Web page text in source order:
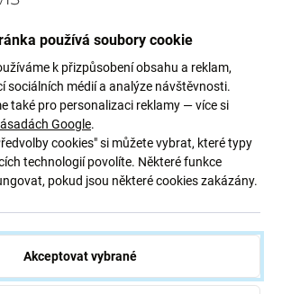
s nabíjecím konektorem
Galaxy A71 A715F
Samsung Galaxy A71 A715F
je tosoučást, kterou potřebujete
, aby
fungovalo.
- Náhradní díl prodávaný jako
podle stejných norem, specifikací
Toto je kopie originálu a
používá soubory cookie
k přizpůsobení obsahu a reklam,
sociálních médií a analýze návštěvnosti.
také pro personalizaci reklamy — více si
Google.
cookies" si můžete vybrat, které typy
technologií povolíte. Některé funkce
pokud jsou některé cookies zakázány.
Akceptovat vybrané